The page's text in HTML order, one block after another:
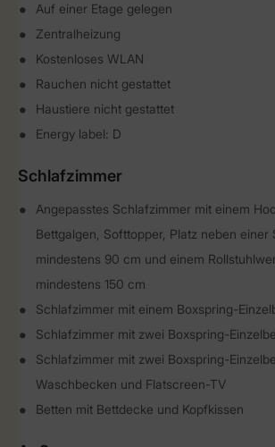
Auf einer Etage gelegen
Zentralheizung
Kostenloses WLAN
Rauchen nicht gestattet
Haustiere nicht gestattet
Energy label: D
Schlafzimmer
Angepasstes Schlafzimmer mit einem
Bettgalgen, Softtopper, Platz neben einer
mindestens 90 cm und einem
mindestens 150 cm
Schlafzimmer mit einem Boxspring-
Schlafzimmer mit zwei Boxspring-
Schlafzimmer mit zwei Boxspring-
Waschbecken und Flatscreen-TV
Betten mit Bettdecke und Kopfkissen